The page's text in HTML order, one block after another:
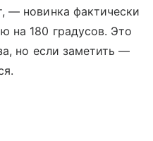
— новинка фактически
на 180 градусов. Это
но если заметить —